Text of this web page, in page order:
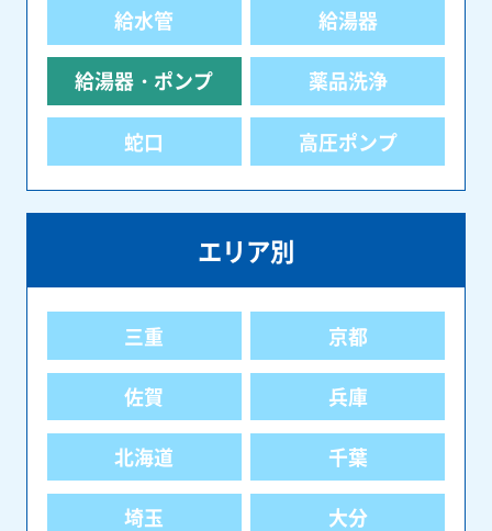
給水管 給湯器
給湯器・ポンプ 薬品洗浄
蛇口 高圧ポンプ
エリア別
三重 京都
佐賀 兵庫
北海道 千葉
埼玉 大分